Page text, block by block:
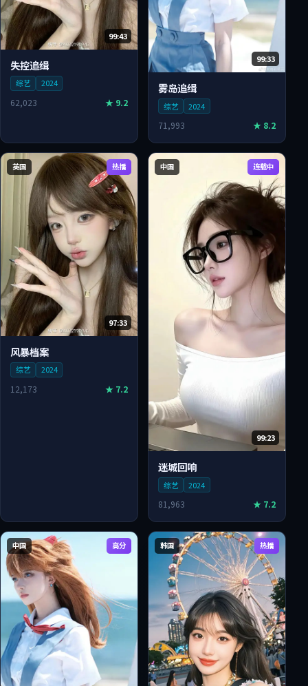
99:43
失控追缉
综艺 2024
62,023 ★ 9.2
99:33
雾岛追缉
综艺 2024
71,993 ★ 8.2
英国 热播
97:33
风暴档案
综艺 2024
12,173 ★ 7.2
中国 连载中
99:23
迷城回响
综艺 2024
81,963 ★ 7.2
中国 高分 韩国 热播